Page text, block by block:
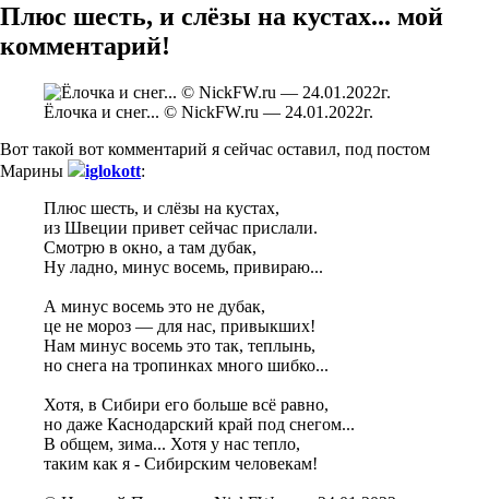
Плюс шесть, и слёзы на кустах... мой
комментарий!
Ёлочка и снег... © NickFW.ru — 24.01.2022г.
Вот такой вот комментарий я сейчас оставил, под постом
Марины
iglokott:
Плюс шесть, и слёзы на кустах,
из Швеции привет сейчас прислали.
Смотрю в окно, а там дубак,
Ну ладно, минус восемь, привираю...
А минус восемь это не дубак,
це не мороз — для нас, привыкших!
Нам минус восемь это так, теплынь,
но снега на тропинках много шибко...
Хотя, в Сибири его больше всё равно,
но даже Каснодарский край под снегом...
В общем, зима... Хотя у нас тепло,
таким как я - Сибирским человекам!